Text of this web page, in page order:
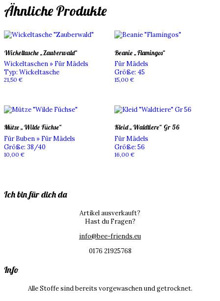
Ähnliche Produkte
Wickeltasche „Zauberwald“
Wickeltaschen » Für Mädels
Typ: Wickeltasche
21,50 €
Beanie „Flamingos“
Für Mädels
Größe: 45
15,00 €
Mütze „Wilde Füchse“
Für Buben » Für Mädels
Größe: 38/40
10,00 €
Kleid „Waldtiere“ Gr 56
Für Mädels
Größe: 56
16,00 €
Ich bin für dich da
Artikel ausverkauft?
Hast du Fragen?
info@bee-friends.eu
0176 21925768
Info
Alle Stoffe sind bereits vorgewaschen und getrocknet.